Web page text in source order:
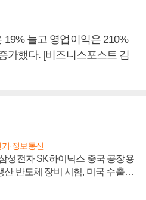
19% 늘고 영업이익은 210%
가했다. [비즈니스포스트 김
·정보통신
성전자 SK하이닉스 중국 공장용
산 반도체 장비 시험, 미국 수출통